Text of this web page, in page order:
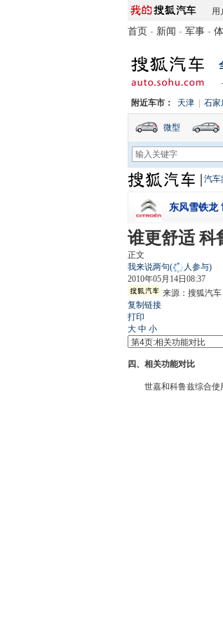
用
首页 - 新闻 - 军事 -
附近车市： 天津 石家
微型
汽车
东风雪铁龙
谁更舒适 科
正文
我来说两句(
人参与)
2010年05月14日08:37
来源： 搜狐汽车
复制链接
打印
大 中 小
四、相关功能对比
世嘉和科鲁兹综合使